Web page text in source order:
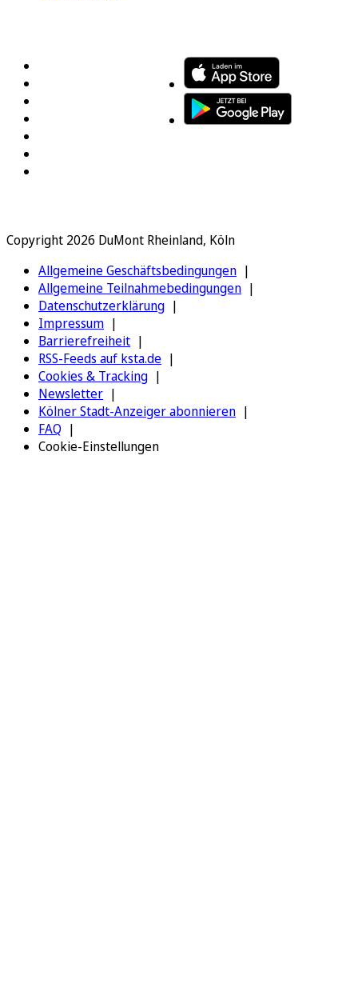
Copyright 2026 DuMont Rheinland, Köln
Allgemeine Geschäftsbedingungen
Allgemeine Teilnahmebedingungen
Datenschutzerklärung
Impressum
Barrierefreiheit
RSS-Feeds auf ksta.de
Cookies & Tracking
Newsletter
Kölner Stadt-Anzeiger abonnieren
FAQ
Cookie-Einstellungen